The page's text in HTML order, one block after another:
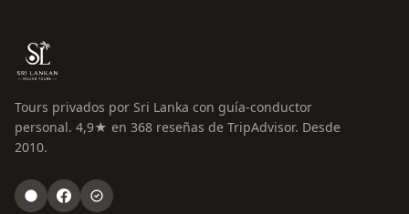
Tours privados por Sri Lanka con guía-conductor
personal. 4,9★ en 368 reseñas de TripAdvisor. Desde
2010.